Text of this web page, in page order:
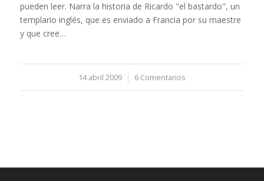
pueden leer. Narra la historia de Ricardo "el bastardo", un
templario inglés, que es enviado a Francia por su maestre
y que cree…
14 abril 2009
/ 6 Comentarios